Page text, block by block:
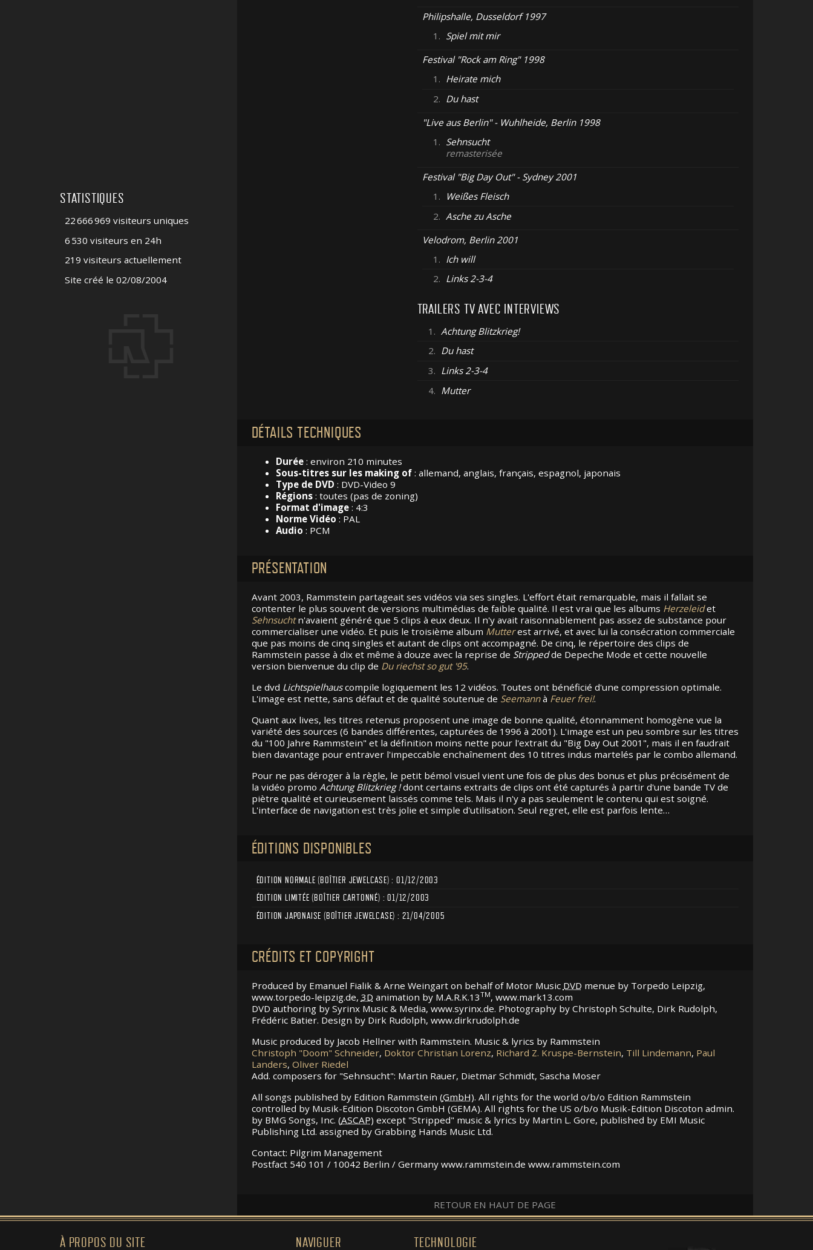
Philipshalle, Dusseldorf 1997
1. Spiel mit mir
Festival "Rock am Ring" 1998
1. Heirate mich
2. Du hast
"Live aus Berlin" - Wuhlheide, Berlin 1998
1. Sehnsucht
remasterisée
Festival "Big Day Out" - Sydney 2001
1.
Weißes Fleisch
2. Asche zu Asche
Velodrom, Berlin 2001
1. Ich will
2. Links 2-3-4
TRAILERS TV AVEC INTERVIEWS
1. Achtung Blitzkrieg!
2. Du hast
3. Links 2-3-4
4. Mutter
DÉTAILS TECHNIQUES
Durée: environ 210 minutes
Sous-titres sur les making of: allemand, anglais, français, espagnol, japonais
Type de DVD : DVD-Video 9
Régions: toutes (pas de zoning)
Format d'image: 4:3
Norme Vidéo : PAL
Audio : PCM
PRÉSENTATION
Avant 2003, Rammstein partageait ses vidéos via ses singles. L'effort était remarquable, mais il fallait se
contenter le plus souvent de versions multimédias de faible qualité. Il est vrai que les albums Herzeleidet
Sehnsuchtn'avaient généré que 5 clips à eux deux. Il n'y avait raisonnablement pas assez de substance pour
commercialiser une vidéo. Et puis le troisième album Mutterest arrivé, et avec lui la consécration commerciale
que pas moins de cinq singles et autant de clips ont accompagné. De cinq, le répertoire des clips de
Rammstein passe à dix et même à douze avec la reprise de Strippedde Depeche Mode et cette nouvelle
version bienvenue du clip de Du riechst so gut '95.
Le dvd Lichtspielhauscompile logiquement les 12 vidéos. Toutes ont bénéficié d'une compression optimale.
L'image est nette, sans défaut et de qualité soutenue de Seemannà Feuer frei!.
Quant aux lives, les titres retenus proposent une image de bonne qualité, étonnamment homogène vue la
variété des sources (6 bandes différentes, capturées de 1996 à 2001). L'image est un peu sombre sur les titres
du "100 Jahre Rammstein" et la définition moins nette pour l'extrait du "Big Day Out 2001", mais il en faudrait
bien davantage pour entraver l'impeccable enchaînement des 10 titres indus martelés par le combo allemand.
Pour ne pas déroger à la règle, le petit bémol visuel vient une fois de plus des bonus et plus précisément de
la vidéo promo Achtung Blitzkrieg !dont certains extraits de clips ont été capturés à partir d'une bande TV de
piètre qualité et curieusement laissés comme tels. Mais il n'y a pas seulement le contenu qui est soigné.
L'interface de navigation est très jolie et simple d'utilisation. Seul regret, elle est parfois lente…
ÉDITIONS DISPONIBLES
ÉDITION NORMALE (BOÎTIER JEWELCASE) : 01/12/2003
ÉDITION LIMITÉE (BOÎTIER CARTONNÉ) : 01/12/2003
ÉDITION JAPONAISE (BOÎTIER JEWELCASE) : 21/04/2005
CRÉDITS ET COPYRIGHT
Produced by Emanuel Fialik & Arne Weingart on behalf of Motor Music DVD menue by Torpedo Leipzig,
www.torpedo-leipzig.de, 3D animation by M.A.R.K.13TM, www.mark13.com
DVD authoring by Syrinx Music & Media, www.syrinx.de. Photography by Christoph Schulte, Dirk Rudolph,
Frédéric Batier. Design by Dirk Rudolph, www.dirkrudolph.de
Music produced by Jacob Hellner with Rammstein. Music & lyrics by Rammstein
Christoph "Doom" Schneider, Doktor Christian Lorenz, Richard Z. Kruspe-Bernstein, Till Lindemann, Paul
Landers, Oliver Riedel
Add. composers for "Sehnsucht": Martin Rauer, Dietmar Schmidt, Sascha Moser
All songs published by Edition Rammstein (GmbH). All rights for the world o/b/o Edition Rammstein
controlled by Musik-Edition Discoton GmbH (GEMA). All rights for the US o/b/o Musik-Edition Discoton admin.
by BMG Songs, Inc. (ASCAP) except "Stripped" music & lyrics by Martin L. Gore, published by EMI Music
Publishing Ltd. assigned by Grabbing Hands Music Ltd.
Contact: Pilgrim Management
Postfact 540 101 / 10042 Berlin / Germany www.rammstein.de www.rammstein.com
RETOUR EN HAUT DE PAGE
STATISTIQUES
22 666 969 visiteurs uniques
6 530 visiteurs en 24h
219 visiteurs actuellement
Site créé le 02/08/2004
À PROPOS DU SITE NAVIGUER TECHNOLOGIE